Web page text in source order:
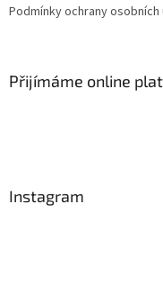
Podmínky ochrany osobních
Přijímáme online
Instagram